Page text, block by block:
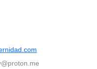
proton.me